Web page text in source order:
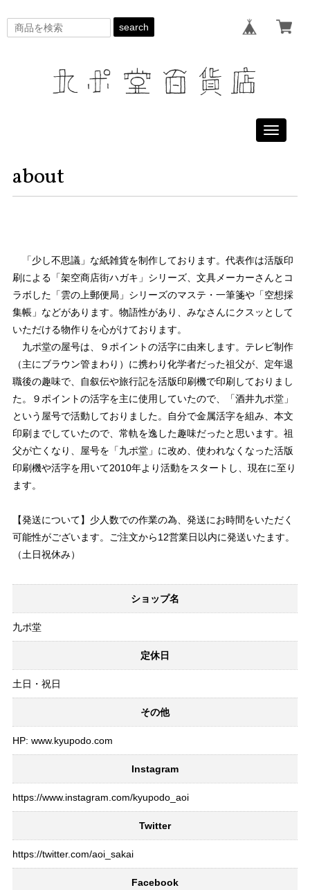
search
Toggle
about
「少し不思議」な紙雑貨を制作しております。代表作は活版印
刷による「架空商店街ハガキ」シリーズ、文具メーカーさんとコ
ラボした「雲の上郵便局」シリーズのマステ・一筆箋や「空想採
集帳」などがあります。物語性があり、みなさんにクスッとして
いただける物作りを心がけております。
九ポ堂の屋号は、９ポイントの活字に由来します。テレビ制作
（主にブラウン管まわり）に携わり化学者だった祖父が、定年退
職後の趣味で、自叙伝や旅行記を活版印刷機で印刷しておりまし
た。９ポイントの活字を主に使用していたので、「酒井九ポ堂」
という屋号で活動しておりました。自分で金属活字を組み、本文
印刷までしていたので、常軌を逸した趣味だったと思います。祖
父が亡くなり、屋号を「九ポ堂」に改め、使われなくなった活版
印刷機や活字を用いて2010年より活動をスタートし、現在に至り
ます。
【発送について】少人数での作業の為、発送にお時間をいただく
可能性がございます。ご注文から12営業日以内に発送いたます。
（土日祝休み）
ショップ名
九ポ堂
定休日
土日・祝日
その他
HP: www.kyupodo.com
Instagram
https://www.instagram.com/kyupodo_aoi
Twitter
https://twitter.com/aoi_sakai
Facebook